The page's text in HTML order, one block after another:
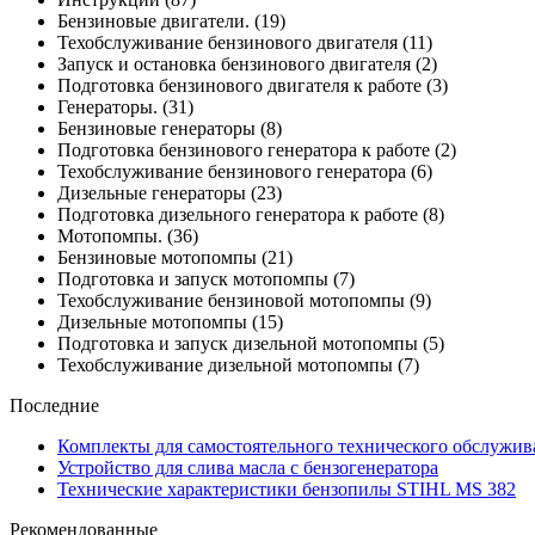
Бензиновые двигатели. (19)
Техобслуживание бензинового двигателя (11)
Запуск и остановка бензинового двигателя (2)
Подготовка бензинового двигателя к работе (3)
Генераторы. (31)
Бензиновые генераторы (8)
Подготовка бензинового генератора к работе (2)
Техобслуживание бензинового генератора (6)
Дизельные генераторы (23)
Подготовка дизельного генератора к работе (8)
Мотопомпы. (36)
Бензиновые мотопомпы (21)
Подготовка и запуск мотопомпы (7)
Техобслуживание бензиновой мотопомпы (9)
Дизельные мотопомпы (15)
Подготовка и запуск дизельной мотопомпы (5)
Техобслуживание дизельной мотопомпы (7)
Последние
Комплекты для самостоятельного технического
Устройство для слива масла с бензогенератора
Технические характеристики бензопилы STIHL MS 382
Рекомендованные